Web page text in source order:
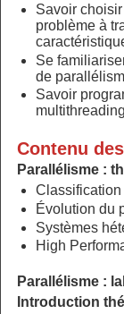
Savoir
problème à
Se
de
Savoir
Contenu
Parallélisme :
Évolution du
Systèmes
High
Parallélisme :
Introduction